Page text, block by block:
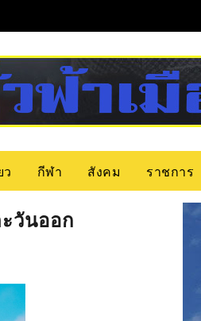
กีฬา สังคม ราชการ
ะวันออก